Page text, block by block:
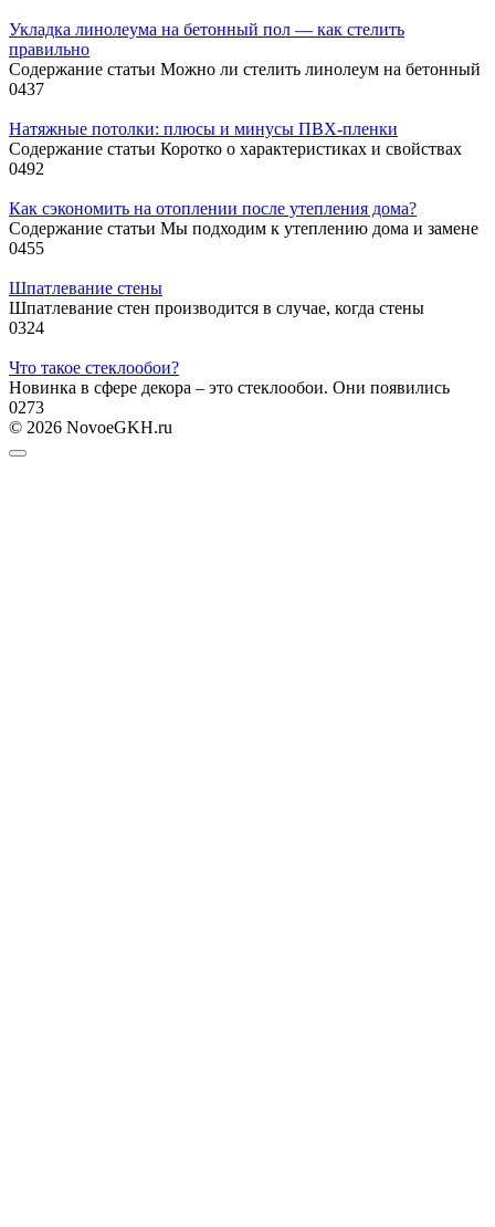
Укладка линолеума на бетонный пол — как стелить
правильно
Содержание статьи Можно ли стелить линолеум на бетонный
0437
Натяжные потолки: плюсы и минусы ПВХ-пленки
Содержание статьи Коротко о характеристиках и свойствах
0492
Как сэкономить на отоплении после утепления дома?
Содержание статьи Мы подходим к утеплению дома и замене
0455
Шпатлевание стены
Шпатлевание стен производится в случае, когда стены
0324
Что такое стеклообои?
Новинка в сфере декора – это стеклообои. Они появились
0273
© 2026 NovoeGKH.ru